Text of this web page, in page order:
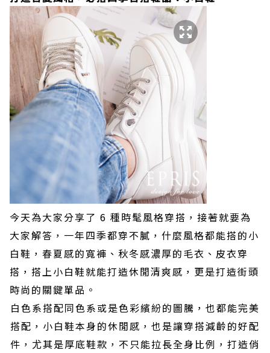
今天為大家分享了 6 種時髦風格穿搭，接著就要為
大家解答，一年四季都穿不膩，什麼風格都能搭的小
白鞋，春夏感的寬褲、秋冬感濃厚的毛衣、皮衣穿
搭，搭上小白鞋就能打造休閒清爽感，更是打造街頭
時尚的關鍵單品。
白色系搭配同色系或是色彩繽紛的圖騰，也都能完美
搭配，小白鞋本身的休閒感，也是讓穿搭減齡的好配
件，尤其是厚底鞋款，不只能拉長全身比例，打造俏